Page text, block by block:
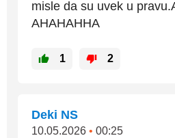
misle da su uvek u
AHAHAHHA
1 2
Deki NS
10.05.2026 • 00:25